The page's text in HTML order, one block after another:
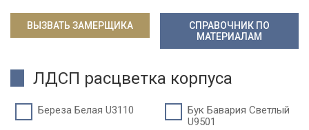
ВЫЗВАТЬ ЗАМЕРЩИКА
СПРАВОЧНИК ПО
МАТЕРИАЛАМ
ЛДСП расцветка корпуса
Береза Белая U3110
Бук Бавария Светлый
U9501